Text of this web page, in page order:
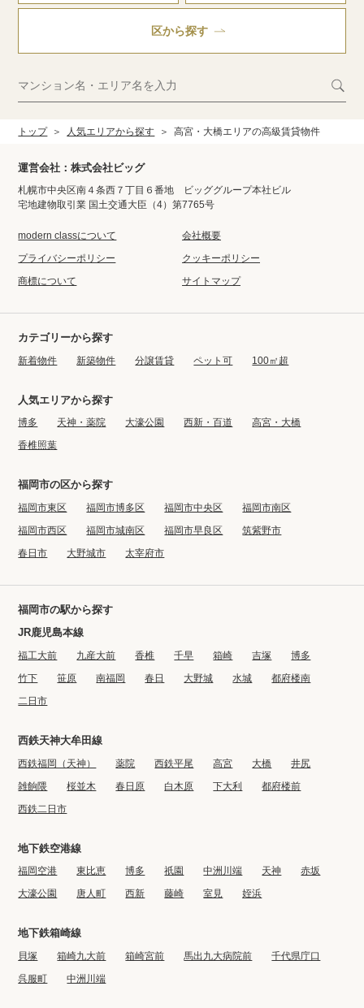
区から探す
トップ 人気エリアから探す 高宮・大橋エリアの高級賃貸物件
運営会社：株式会社ビッグ
札幌市中央区南４条西７丁目６番地 ビッググループ本社ビル
宅地建物取引業 国土交通大臣（4）第7765号
modern classについて
会社概要
プライバシーポリシー
クッキーポリシー
商標について
サイトマップ
カテゴリーから探す
新着物件 新築物件 分譲賃貸 ペット可 100㎡超
人気エリアから探す
博多 天神・薬院 大濠公園 西新・百道
高宮・大橋
香椎照葉
福岡市の区から探す
福岡市東区 福岡市博多区 福岡市中央区
福岡市南区
福岡市西区
福岡市城南区 福岡市早良区
筑紫野市
春日市
大野城市 太宰府市
福岡市の駅から探す
JR鹿児島本線
福工大前 九産大前 香椎 千早 箱崎 吉塚
博多
竹下
笹原 南福岡 春日 大野城 水城
都府楼南
二日市
西鉄天神大牟田線
西鉄福岡（天神） 薬院 西鉄平尾 高宮 大橋
井尻
雑餉隈
桜並木 春日原 白木原 下大利
都府楼前
西鉄二日市
地下鉄空港線
福岡空港 東比恵 博多 祇園 中洲川端 天神
赤坂
大濠公園
唐人町 西新 藤崎 室見 姪浜
地下鉄箱崎線
貝塚 箱崎九大前 箱崎宮前 馬出九大病院前
千代県庁口
呉服町
中洲川端